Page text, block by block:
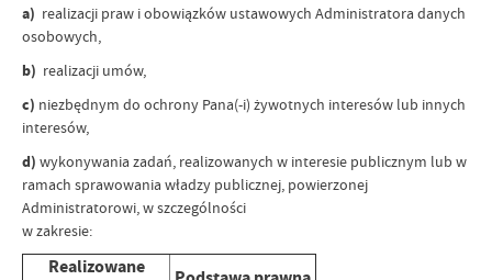
a) realizacji praw i obowiązków ustawowych Administratora danych
osobowych,
b) realizacji umów,
c) niezbędnym do ochrony Pana(-i) żywotnych interesów lub innych
interesów,
d) wykonywania zadań, realizowanych w interesie publicznym lub w
ramach sprawowania władzy publicznej, powierzonej
Administratorowi, w szczególności
w zakresie:
Realizowane